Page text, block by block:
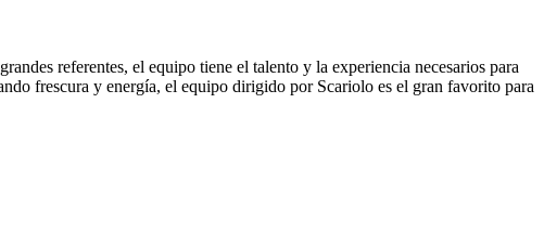
referentes, el equipo tiene el talento y la experiencia necesarios para
frescura y energía, el equipo dirigido por Scariolo es el gran favorito para